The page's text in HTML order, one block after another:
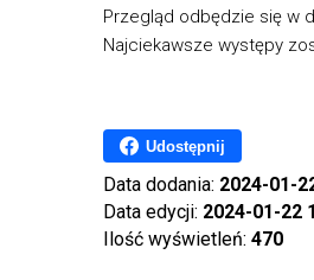
Przegląd odbędzie się w
Najciekawsze występy
Udostępnij
Data dodania: 2024-01-
Data edycji: 2024-01-22
Ilość wyświetleń: 470